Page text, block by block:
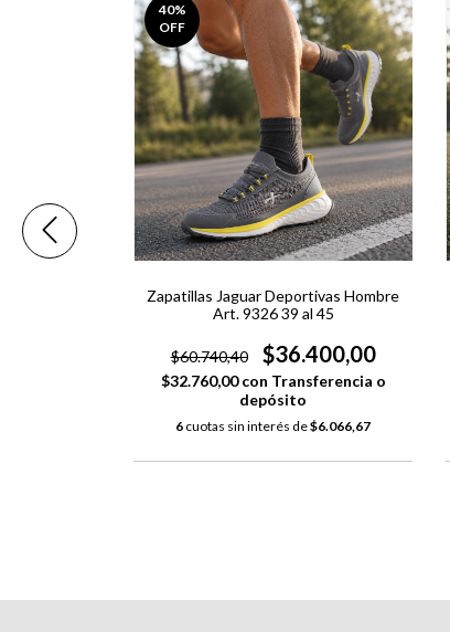
40%
OFF
Zapatillas Jaguar Deportivas Hombre
Art. 9326 39 al 45
$60.740,40 $36.400,00
$32.760,00con Transferencia o
depósito
6 cuotas sin interés de$6.066,67